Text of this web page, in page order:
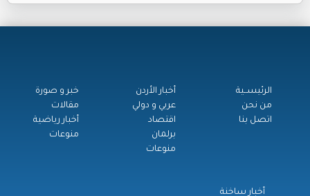
الرئيســية
من نحن
اتصل بنا
أخبار الأردن
عربي و دولي
اقتصاد
برلمان
منوعات
خبر و صورة
مقالات
أخبار رياضية
منوعات
أخبار ساخنة